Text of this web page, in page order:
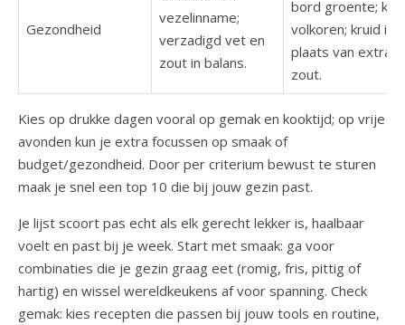
Gezondheid
vezelinname;
verzadigd vet en
zout in balans.
bord groente; kies
volkoren; kruid in
plaats van extra
zout.
Kies op drukke dagen vooral op gemak en kooktijd; op vrije
avonden kun je extra focussen op smaak of
budget/gezondheid. Door per criterium bewust te sturen
maak je snel een top 10 die bij jouw gezin past.
Je lijst scoort pas echt als elk gerecht lekker is, haalbaar
voelt en past bij je week. Start met smaak: ga voor
combinaties die je gezin graag eet (romig, fris, pittig of
hartig) en wissel wereldkeukens af voor spanning. Check
gemak: kies recepten die passen bij jouw tools en routine,